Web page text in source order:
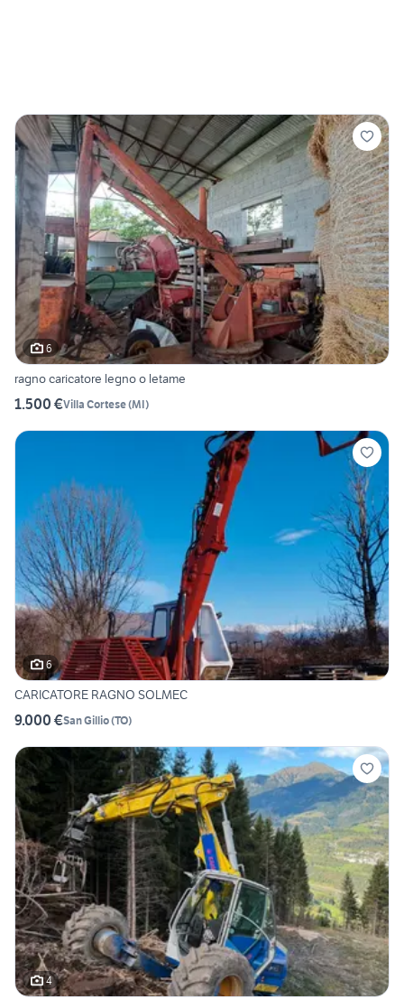
6
ragno caricatore legno o letame
1.500 €Villa Cortese(MI)
6
CARICATORE RAGNO SOLMEC
9.000 €San Gillio(TO)
4